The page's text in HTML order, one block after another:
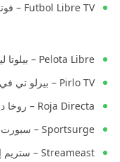
Futbol Libre TV – فوتبول ليبري تي في
Pelota Libre – بيلوتا ليبري
Pirlo TV – بيرلو تي في
Roja Directa – روخا ديريكتا
Sportsurge – سبورت سيرج
Streameast – ستريم إيست